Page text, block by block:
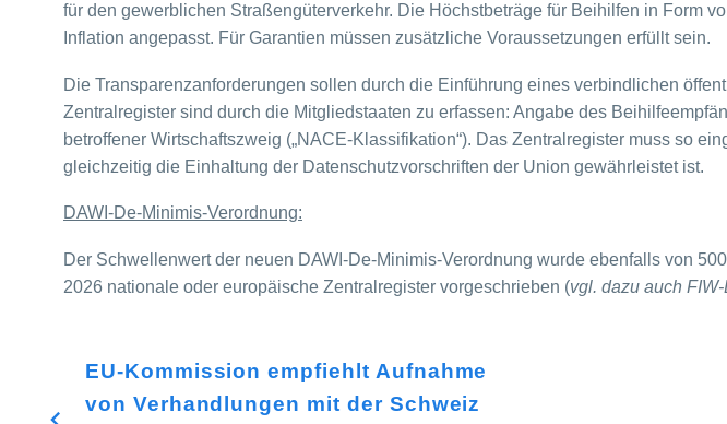
für den gewerblichen Straßengüterverkehr. Die Höchstbeträge für Beihilfen in Form
Inflation angepasst. Für Garantien müssen zusätzliche Voraussetzungen erfüllt sein.
Die Transparenzanforderungen sollen durch die Einführung eines verbindlichen
Zentralregister sind durch die Mitgliedstaaten zu erfassen: Angabe des
betroffener Wirtschaftszweig („NACE-Klassifikation“). Das Zentralregister muss so
gleichzeitig die Einhaltung der Datenschutzvorschriften der Union gewährleistet ist.
DAWI-De-Minimis-Verordnung:
Der Schwellenwert der neuen DAWI-De-Minimis-Verordnung wurde ebenfalls von
2026 nationale oder europäische Zentralregister vorgeschrieben (vgl. dazu auch
EU-Kommission empfiehlt Aufnahme
von Verhandlungen mit der Schweiz